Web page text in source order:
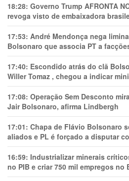
18:28: Governo Trump AFRONTA
revoga visto de embaixadora
17:53: André Mendonça nega
Bolsonaro que associa PT a
17:40: Escondido atrás do clã
Willer Tomaz , chegou a indicar
17:08: Operação Sem Desconto
Jair Bolsonaro, afirma Lindbergh
17:01: Chapa de Flávio Bolsonaro
aliados e PL é forçado a disputar
16:59: Industrializar minerais
no PIB e criar 750 mil empregos no